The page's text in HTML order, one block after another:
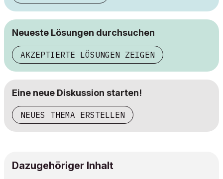
Neueste Lösungen durchsuchen
AKZEPTIERTE LÖSUNGEN ZEIGEN
Eine neue Diskussion starten!
NEUES THEMA ERSTELLEN
Dazugehöriger Inhalt